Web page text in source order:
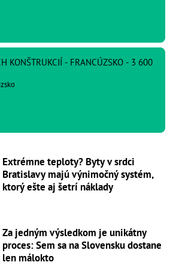
KONŠTRUKCIÍ - FRANCÚZSKO - 3 600
Extrémne teploty? Byty v srdci
Bratislavy majú výnimočný systém,
ktorý ešte aj šetrí náklady
Za jedným výsledkom je unikátny
proces: Sem sa na Slovensku dostane
len málokto